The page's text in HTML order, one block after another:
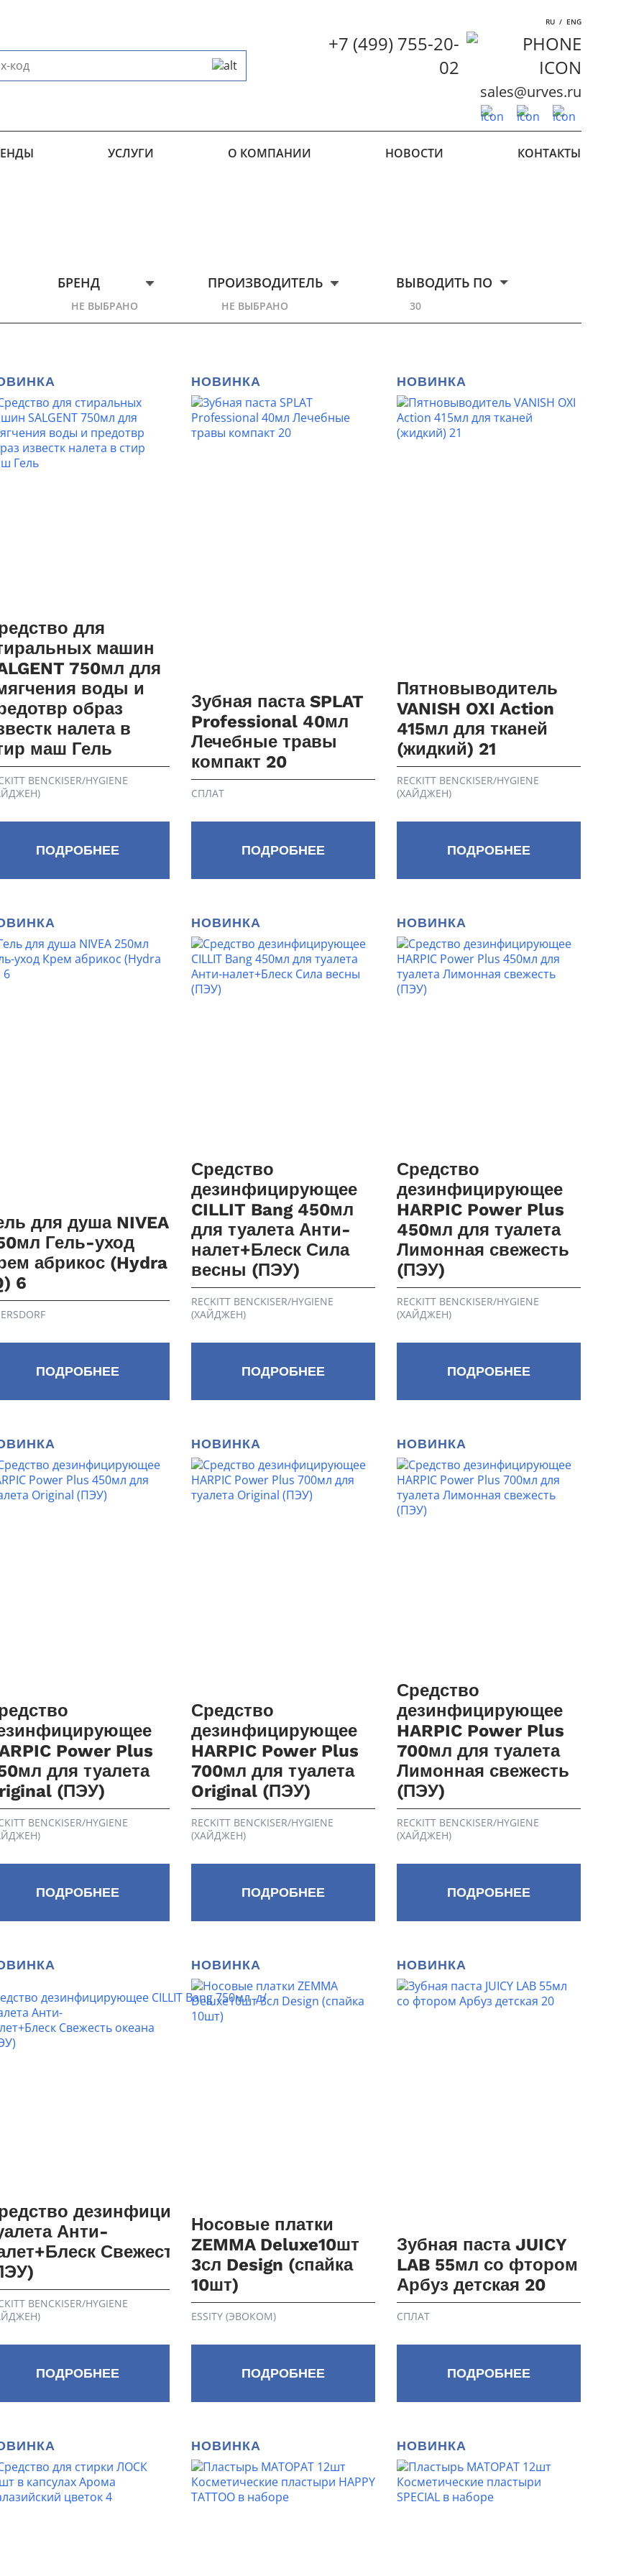
RU / ENG
+7 (499) 755-20-
02
sales@urves.ru
УСЛУГИ О КОМПАНИИ НОВОСТИ КОНТАКТЫ
БРЕНД
НЕ ВЫБРАНО
ПРОИЗВОДИТЕЛЬ
НЕ ВЫБРАНО
ВЫВОДИТЬ ПО
30
для
машин
750мл для
воды и
образ
налета в
маш Гель
BENCKISER/HYGIENE
ПОДРОБНЕЕ
НОВИНКА
Зубная паста SPLAT
Professional 40мл
Лечебные травы
компакт 20
СПЛАТ
ПОДРОБНЕЕ
НОВИНКА
Пятновыводитель
VANISH OXI Action
415мл для тканей
(жидкий) 21
RECKITT BENCKISER/HYGIENE
(ХАЙДЖЕН)
ПОДРОБНЕЕ
для душа NIVEA
Гель-уход
абрикос (Hydra
6
ПОДРОБНЕЕ
НОВИНКА
Средство
дезинфицирующее
CILLIT Bang 450мл
для туалета Анти-
налет+Блеск Сила
весны (ПЭУ)
RECKITT BENCKISER/HYGIENE
(ХАЙДЖЕН)
ПОДРОБНЕЕ
НОВИНКА
Средство
дезинфицирующее
HARPIC Power Plus
450мл для туалета
Лимонная свежесть
(ПЭУ)
RECKITT BENCKISER/HYGIENE
(ХАЙДЖЕН)
ПОДРОБНЕЕ
Power Plus
для туалета
(ПЭУ)
BENCKISER/HYGIENE
ПОДРОБНЕЕ
НОВИНКА
Средство
дезинфицирующее
HARPIC Power Plus
700мл для туалета
Original (ПЭУ)
RECKITT BENCKISER/HYGIENE
(ХАЙДЖЕН)
ПОДРОБНЕЕ
НОВИНКА
Средство
дезинфицирующее
HARPIC Power Plus
700мл для туалета
Лимонная свежесть
(ПЭУ)
RECKITT BENCKISER/HYGIENE
(ХАЙДЖЕН)
ПОДРОБНЕЕ
дезинфицирующее CILLIT Bang 750мл д/
Анти-
Свежесть океана
BENCKISER/HYGIENE
ПОДРОБНЕЕ
НОВИНКА
Носовые платки
ZEMMA Deluxe10шт
3сл Design (спайка
10шт)
ESSITY (ЭВОКОМ)
ПОДРОБНЕЕ
НОВИНКА
Зубная паста JUICY
LAB 55мл со фтором
Арбуз детская 20
СПЛАТ
ПОДРОБНЕЕ
НОВИНКА НОВИНКА